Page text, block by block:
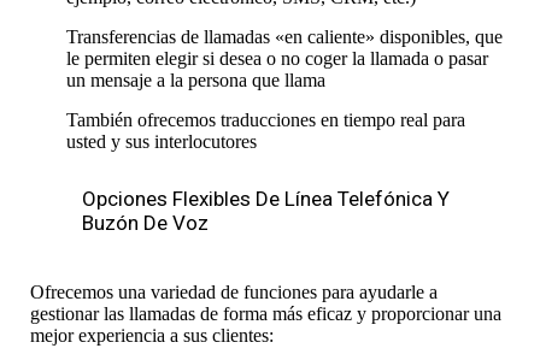
Transferencias de llamadas «en caliente» disponibles, que
le permiten elegir si desea o no coger la llamada o pasar
un mensaje a la persona que llama
También ofrecemos traducciones en tiempo real para
usted y sus interlocutores
Opciones Flexibles De Línea Telefónica Y
Buzón De Voz
Ofrecemos una variedad de funciones para ayudarle a
gestionar las llamadas de forma más eficaz y proporcionar una
mejor experiencia a sus clientes: